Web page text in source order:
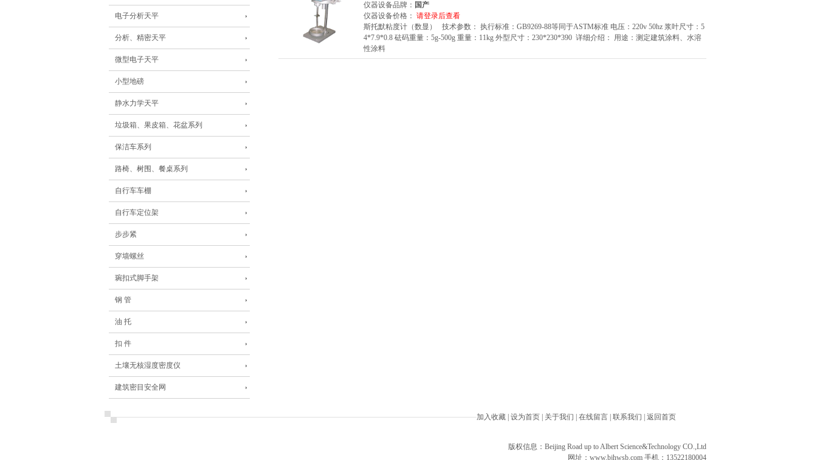
电子分析天平
分析、精密天平
微型电子天平
小型地磅
静水力学天平
垃圾箱、果皮箱、花盆系列
保洁车系列
路椅、树围、餐桌系列
自行车车棚
自行车定位架
步步紧
穿墙螺丝
琬扣式脚手架
钢 管
油 托
扣 件
土壤无核湿度密度仪
建筑密目安全网
仪器设备品牌： 国产
仪器设备价格： 请登录后查看
斯托默粘度计（数显） 技术参数： 执行标准：GB9269-88等同于ASTM标准 电压：220v 50hz 浆叶尺寸：5
4*7.9*0.8 砝码重量：5g-500g 重量：11kg 外型尺寸：230*230*390 详细介绍： 用途：测定建筑涂料、水溶
性涂料
加入收藏 设为首页 关于我们 在线留言 联系我们 返回首页
版权信息：Beijing Road up to Albert Science&Technology CO.,Ltd
网址： www.bjhwsb.com 手机：13522180004